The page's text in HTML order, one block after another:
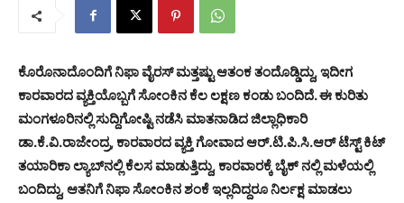
ಕೊರೊನಾದೊಂದಿಗೆ ನಿಫಾ ವೈರಸ್ ಮತ್ತಷ್ಟು ಆತಂಕ ತಂದೊಡ್ಡಿದ್ದು, ಇದೀಗ
ಕಾರವಾರದ ವ್ಯಕ್ತಿಯೊಬ್ಬಗೆ ಸೋಂಕಿನ ಕೆಲ ಲಕ್ಷಣ ಕಂಡು ಬಂದಿದೆ. ಈ ಕುರಿತು
ಮಂಗಳೂರಿನಲ್ಲಿ ಸುದ್ದಿಗೋಷ್ಟಿ ನಡೆಸಿ ಮಾತನಾಡಿದ ಜಿಲ್ಲಾಧಿಕಾರಿ
ಡಾ.ಕೆ.ವಿ.ರಾಜೇಂದ್ರ, ಕಾರವಾರದ ವ್ಯಕ್ತಿ ಗೋವಾದ ಆರ್.ಟಿ.ಪಿ.ಸಿ.ಆರ್ ಟೆಸ್ಟ್ ಕಿಟ್
ತಯಾರಿಕಾ ಲ್ಯಾಬ್‌ನಲ್ಲಿ ಕೆಲಸ ಮಾಡುತ್ತಿದ್ದು, ಕಾರವಾರಕ್ಕೆ ಬೈಕ್ ನಲ್ಲಿ ಮಳೆಯಲ್ಲಿ
ಬಂದಿದ್ದು, ಆತನಿಗೆ ನಿಫಾ ಸೋಂಕಿನ ಶಂಕೆ ಇಲ್ಲದಿದ್ದರೂ ನಿರ್ಲಕ್ಷ ಮಾಡಲು